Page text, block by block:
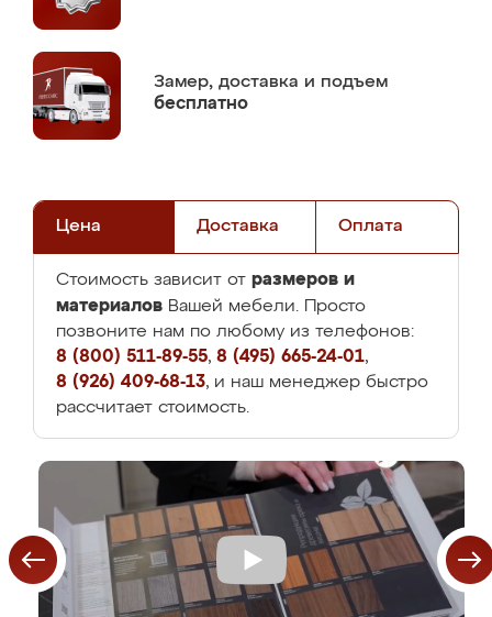
Замер, доставка и подъем
бесплатно
Цена Доставка Оплата
Стоимость зависит от размеров и
материалов Вашей мебели. Просто
позвоните нам по любому из телефонов:
8 (800) 511-89-55, 8 (495) 665-24-01,
8 (926) 409-68-13, и наш менеджер быстро
рассчитает стоимость.